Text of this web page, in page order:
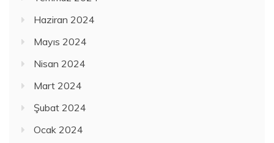
Haziran 2024
Mayıs 2024
Nisan 2024
Mart 2024
Şubat 2024
Ocak 2024